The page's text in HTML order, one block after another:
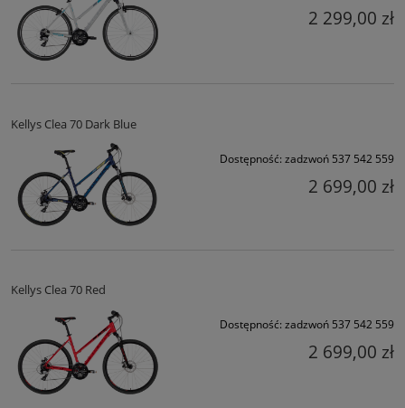
2 299,00 zł
Kellys Clea 70 Dark Blue
Dostępność: zadzwoń 537 542 559
2 699,00 zł
Kellys Clea 70 Red
Dostępność: zadzwoń 537 542 559
2 699,00 zł